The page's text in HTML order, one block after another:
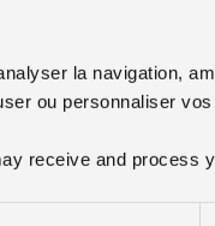
la navigation,
ou personnaliser
receive and process
restant assuré
car les offres plus
et la
et assurance au